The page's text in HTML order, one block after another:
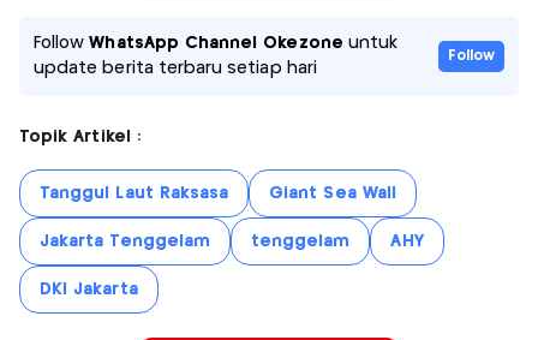
FollowWhatsApp Channel Okezone untuk
update berita terbaru setiap hari
Follow
Topik Artikel :
Tanggul Laut Raksasa Giant Sea Wall
Jakarta Tenggelam tenggelam AHY
DKI Jakarta